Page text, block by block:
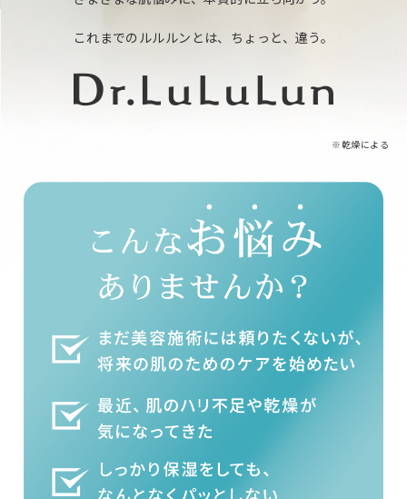
これまでのルルルンとは、ちょっと、違う。
※乾燥による